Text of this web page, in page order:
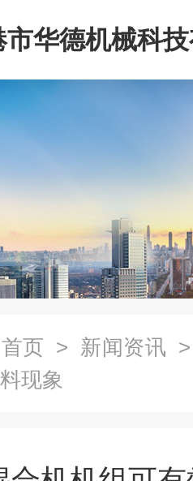
市华德机械科
首页 > 新闻资讯
现象